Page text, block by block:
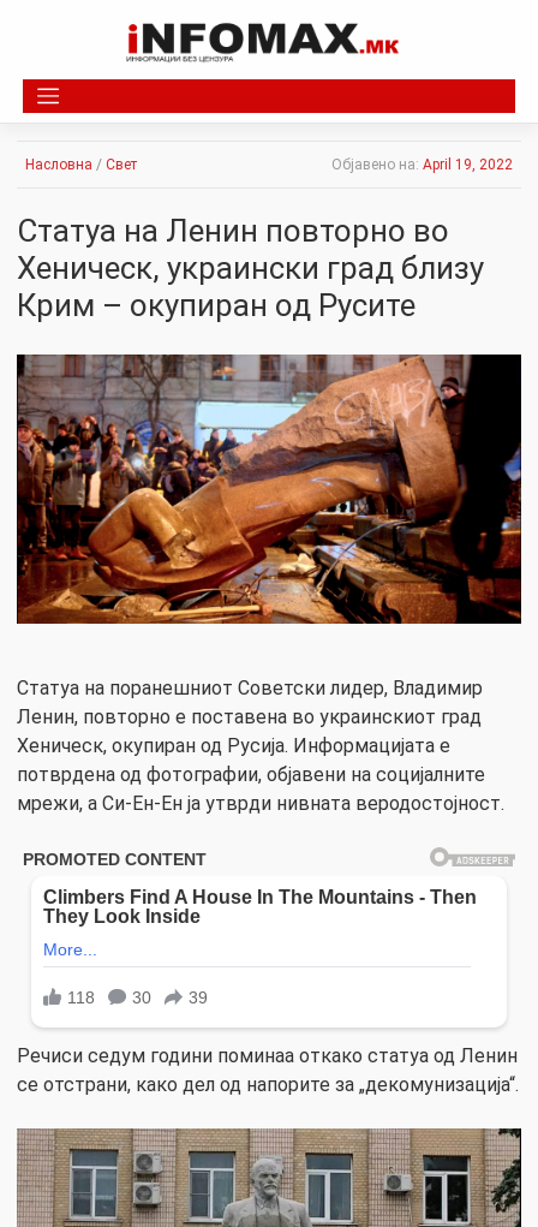
Насловна / Свет Објавено на: April 19, 2022
Статуа на Ленин повторно во
Хеническ, украински град близу
Крим – окупиран од Русите
Статуа на поранешниот Советски лидер, Владимир
Ленин, повторно е поставена во украинскиот град
Хеническ, окупиран од Русија. Информацијата е
потврдена од фотографии, објавени на социјалните
мрежи, а Си-Ен-Ен ја утврди нивната веродостојност.
Речиси седум години поминаа откако статуа од Ленин
се отстрани, како дел од напорите за „декомунизација“.